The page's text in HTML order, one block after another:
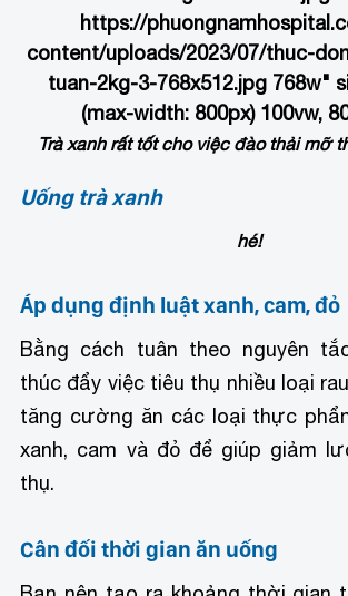
https://
content/uploads/2023/07/thuc-
tuan-2kg-3-768x512.jpg 768w"
(max-width: 800px) 100vw,
Trà xanh rất tốt cho việc đào thải mỡ
Uống trà xanh
hé!
Áp dụng định luật xanh, cam, đỏ
Bằng cách tuân theo nguyên
thúc đẩy việc tiêu thụ nhiều loại
tăng cường ăn các loại thực
xanh, cam và đỏ để giúp giảm
thụ.
Cân đối thời gian ăn uống